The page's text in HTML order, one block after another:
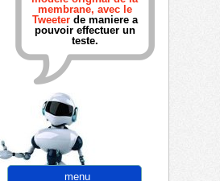
membrane, avec le
Tweeterde maniere a
pouvoir effectuer un
teste.
menu